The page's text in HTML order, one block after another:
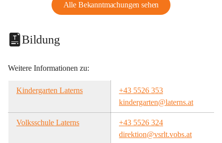
Alle Bekanntmachungen sehen
Bildung
Weitere Informationen zu:
Kindergarten Laterns
+43 5526 353
kindergarten@laterns.at
Volksschule Laterns
+43 5526 324
direktion@vsrlt.vobs.at